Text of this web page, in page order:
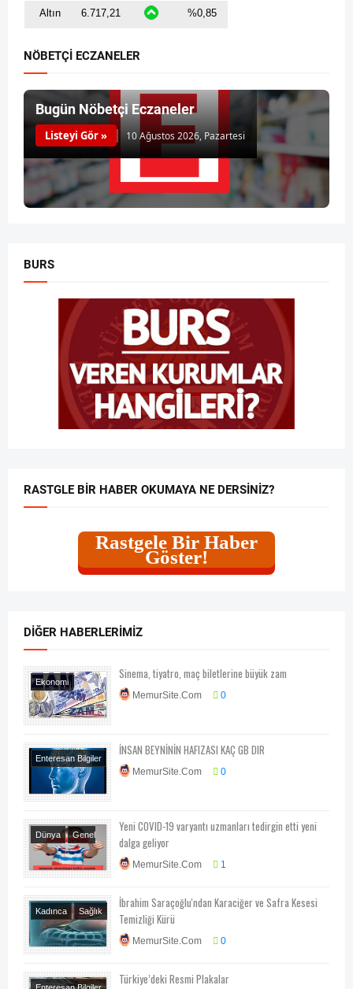
NÖBETÇİ ECZANELER
Bugün Nöbetçi Eczaneler
Listeyi Gör » 10 Ağustos 2026, Pazartesi
BURS
RASTGLE BIR HABER OKUMAYA NE DERSINIZ?
Rastgele Bir Haber
Göster!
DIĞER HABERLERIMIZ
Ekonomi
Ekonomi-Piyasa-
Kampanya
Sinema, tiyatro, maç biletlerine büyük zam
MemurSite.Com 0
Enteresan Bilgiler
Her Telden
İNSAN BEYNİNİN HAFIZASI KAÇ GB DIR
MemurSite.Com 0
Dünya
Genel
Haberler
Konu
Dışı
Sağlık
Yeni COVID-19 varyantı uzmanları tedirgin etti yeni
dalga geliyor
MemurSite.Com 1
Kadınca Sağlık
İbrahim Saraçoğlu'ndan Karaciğer ve Safra Kesesi
Temizliği Kürü
MemurSite.Com 0
Türkiye’deki Resmi Plakalar